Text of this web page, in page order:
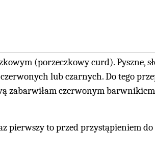
(porzeczkowy curd). Pyszne,
lub czarnych. Do tego
zabarwiłam czerwonym barwnikiem
pierwszy to przed przystąpieniem